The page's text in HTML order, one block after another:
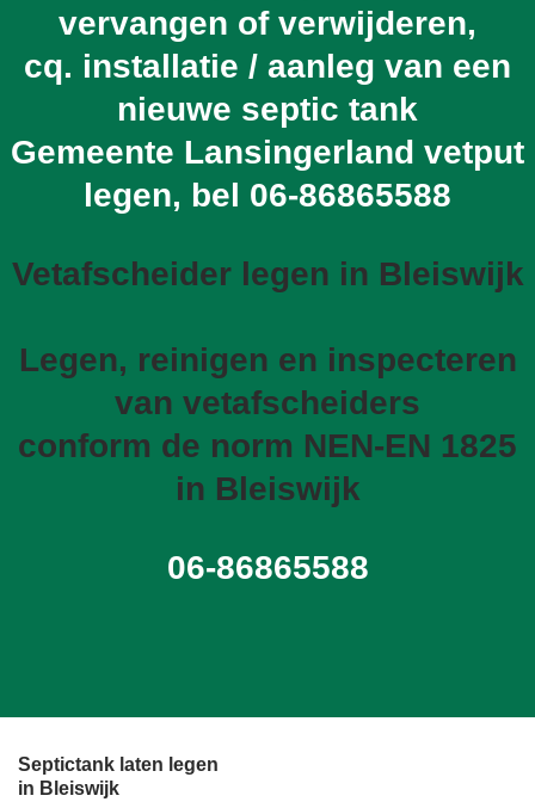
vervangen of verwijderen,
cq. installatie / aanleg van een
nieuwe septic tank
Gemeente Lansingerland vetput
legen, bel 06-86865588
Vetafscheider legen in Bleiswijk
Legen, reinigen en inspecteren
van vetafscheiders
conform de norm NEN-EN 1825
in Bleiswijk
06-86865588
Septictank laten legen
in Bleiswijk